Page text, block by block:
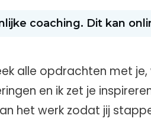
coaching. Dit kan
alle opdrachten met
en ik zet je
het werk zodat jij